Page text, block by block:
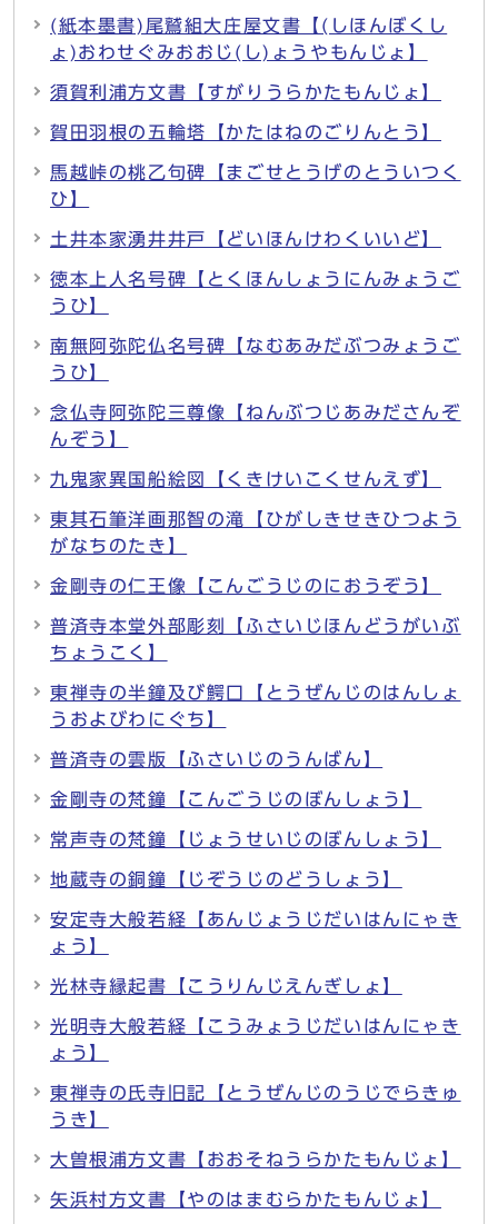
(紙本墨書)尾鷲組大庄屋文書【(しほんぼくし
ょ)おわせぐみおおじ(し)ょうやもんじょ】
須賀利浦方文書【すがりうらかたもんじょ】
賀田羽根の五輪塔【かたはねのごりんとう】
馬越峠の桃乙句碑【まごせとうげのとういつく
ひ】
土井本家湧井井戸【どいほんけわくいいど】
徳本上人名号碑【とくほんしょうにんみょうご
うひ】
南無阿弥陀仏名号碑【なむあみだぶつみょうご
うひ】
念仏寺阿弥陀三尊像【ねんぶつじあみださんぞ
んぞう】
九鬼家異国船絵図【くきけいこくせんえず】
東其石筆洋画那智の滝【ひがしきせきひつよう
がなちのたき】
金剛寺の仁王像【こんごうじのにおうぞう】
普済寺本堂外部彫刻【ふさいじほんどうがいぶ
ちょうこく】
東禅寺の半鐘及び鰐口【とうぜんじのはんしょ
うおよびわにぐち】
普済寺の雲版【ふさいじのうんばん】
金剛寺の梵鐘【こんごうじのぼんしょう】
常声寺の梵鐘【じょうせいじのぼんしょう】
地蔵寺の銅鐘【じぞうじのどうしょう】
安定寺大般若経【あんじょうじだいはんにゃき
ょう】
光林寺縁起書【こうりんじえんぎしょ】
光明寺大般若経【こうみょうじだいはんにゃき
ょう】
東禅寺の氏寺旧記【とうぜんじのうじでらきゅ
うき】
大曽根浦方文書【おおそねうらかたもんじょ】
矢浜村方文書【やのはまむらかたもんじょ】